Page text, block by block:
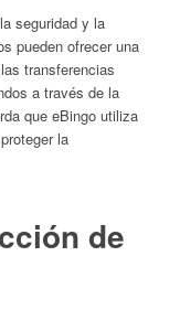
seguridad y la
pueden ofrecer una
transferencias
a través de la
que eBingo utiliza
la
de